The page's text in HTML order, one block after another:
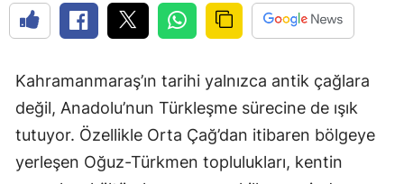
Kahramanmaraş’ın tarihi yalnızca antik çağlara
değil, Anadolu’nun Türkleşme sürecine de ışık
tutuyor. Özellikle Orta Çağ’dan itibaren bölgeye
yerleşen Oğuz-Türkmen toplulukları, kentin